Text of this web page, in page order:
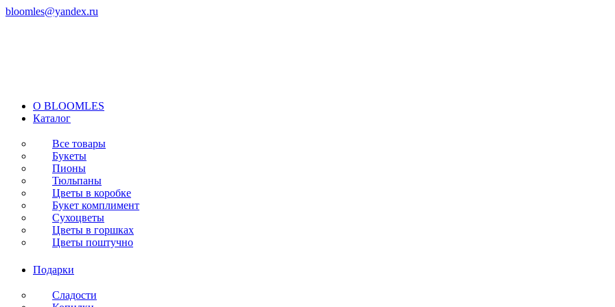
bloomles@yandex.ru
O BLOOMLES
Каталог
Все товары
Букеты
Пионы
Тюльпаны
Цветы в коробке
Букет комплимент
Сухоцветы
Цветы в горшках
Цветы поштучно
Подарки
Сладости